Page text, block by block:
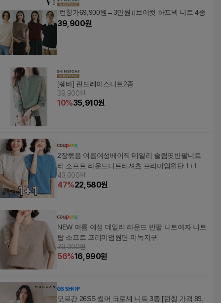
[런칭가69,900원→3만원↓]브이컷 하프넥 니트 4종
39,900원
[쉐바] 린드레이스니트2종
39,900원
10%35,910원
2장묶음 여름여성베이직 데일리 슬림핏반팔니트
티 소프트 라운드니트티셔츠 프리미엄원단 1+1
43,000원
47%22,580원
NEW 여름 여성 데일리 라운드 반팔 니트여자 니트
탑 소프트 프리미엄원단-미녹지구
39,000원
56%16,990원
모르간 26SS 썸머 크로셰 니트 3종 [런칭 가격 89,